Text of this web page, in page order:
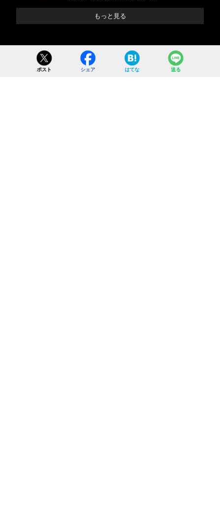
もっと見る
ポスト シェア はてな 送る